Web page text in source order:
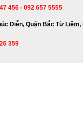
456 - 092 657 5555
Diễn, Quận Bắc Từ Liêm,
359